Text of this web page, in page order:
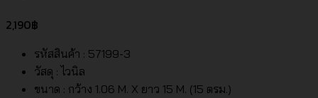
2,190฿
รหัสสินค้า : 57199-3
วัสดุ : ไวนิล
ขนาด : กว้าง 1.06 M. X ยาว 15 M. (15 ตรม.)